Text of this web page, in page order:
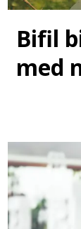
Bifil
med